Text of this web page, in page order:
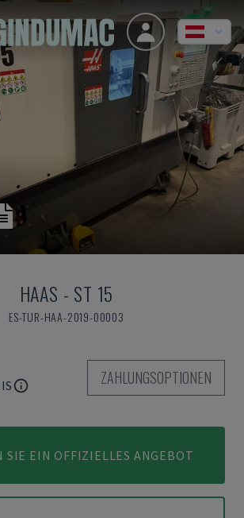
HAAS - ST 15
ES-TUR-HAA-2019-00003
ZAHLUNGSOPTIONEN
SIE EIN OFFIZIELLES ANGEBOT